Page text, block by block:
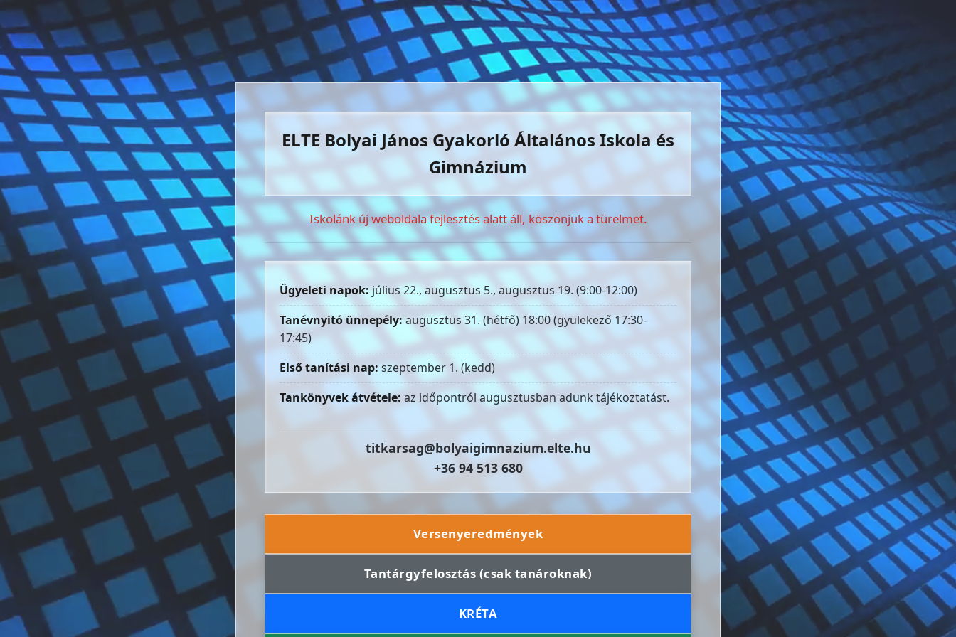
ELTE Bolyai János Gyakorló Általános Iskola és
Gimnázium
Iskolánk új weboldala fejlesztés alatt áll, köszönjük a türelmet.
Ügyeleti napok:július 22., augusztus 5., augusztus 19. (9:00-12:00)
Tanévnyitó ünnepély:augusztus 31. (hétfő) 18:00 (gyülekező 17:30-
17:45)
Első tanítási nap: szeptember 1. (kedd)
Tankönyvek átvétele: az időpontról augusztusban adunk tájékoztatást.
titkarsag@bolyaigimnazium.elte.hu
+36 94 513 680
Versenyeredmények
Tantárgyfelosztás (csak tanároknak)
KRÉTA